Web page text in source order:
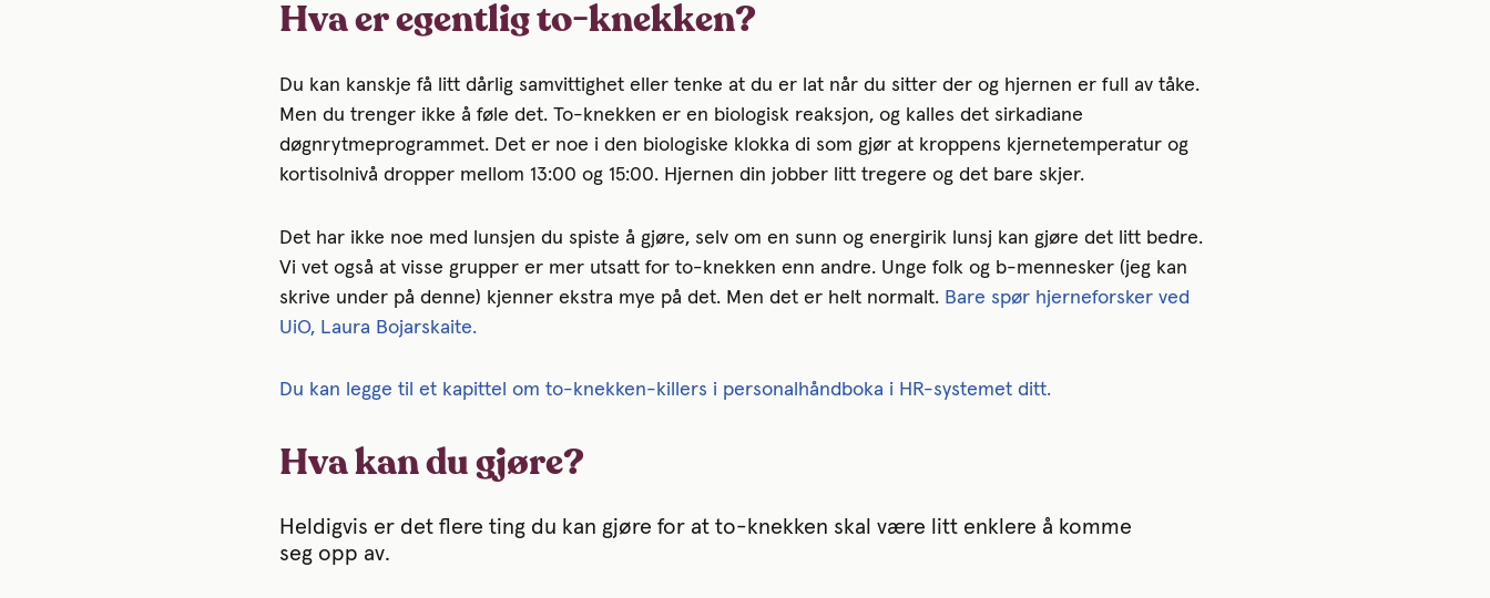
Hva er egentlig to-knekken?
Du kan kanskje få litt dårlig samvittighet eller tenke at du er lat når du sitter der og hjernen er full av tåke.
Men du trenger ikke å føle det. To-knekken er en biologisk reaksjon, og kalles det sirkadiane
døgnrytmeprogrammet. Det er noe i den biologiske klokka di som gjør at kroppens kjernetemperatur og
kortisolnivå dropper mellom 13:00 og 15:00. Hjernen din jobber litt tregere og det bare skjer.
Det har ikke noe med lunsjen du spiste å gjøre, selv om en sunn og energirik lunsj kan gjøre det litt bedre.
Vi vet også at visse grupper er mer utsatt for to-knekken enn andre. Unge folk og b-mennesker (jeg kan
skrive under på denne) kjenner ekstra mye på det. Men det er helt normalt. Bare spør hjerneforsker ved
UiO, Laura Bojarskaite.
Du kan legge til et kapittel om to-knekken-killers i personalhåndboka i HR-systemet ditt.
Hva kan du gjøre?
Heldigvis er det flere ting du kan gjøre for at to-knekken skal være litt enklere å komme
seg opp av.